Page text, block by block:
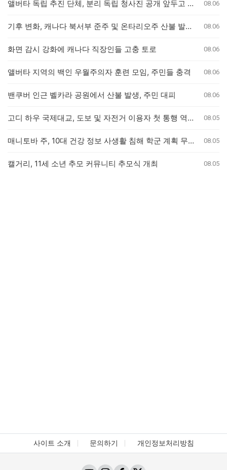
앨버타 독립 추진 단체, 분리 독립 청사진 공개 앞두고 전문가 검토 착수 08.06
기후 변화, 캐나다 북서부 준주 및 온타리오주 산불 발생 가능성 두 배 높여 08.06
화면 감시 강화에 캐나다 직장인들 고충 토로 08.06
앨버타 지역의 백인 우월주의자 훈련 모임, 주민들 충격 08.06
밴쿠버 인근 벨카라 공원에서 산불 발생, 주민 대피 08.06
고디 하우 국제대교, 도보 및 자전거 이용자 첫 통행 역사 새기다 08.05
매니토바 주, 10대 건강 정보 사생활 침해 학군 계획 무효화 08.05
캘거리, 11세 소년 추모 커뮤니티 추모식 개최 08.05
사이트 소개 문의하기 개인정보처리방침